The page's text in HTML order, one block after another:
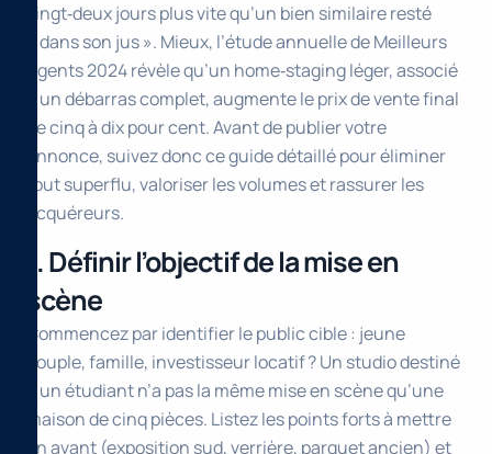
vingt‑deux jours plus vite qu’un bien similaire resté
« dans son jus ». Mieux, l’étude annuelle de Meilleurs
Agents 2024 révèle qu’un home‑staging léger, associé
à un débarras complet, augmente le prix de vente final
de cinq à dix pour cent. Avant de publier votre
annonce, suivez donc ce guide détaillé pour éliminer
tout superflu, valoriser les volumes et rassurer les
acquéreurs.
1. Définir l’objectif de la mise en
scène
Commencez par identifier le public cible : jeune
couple, famille, investisseur locatif ? Un studio destiné
à un étudiant n’a pas la même mise en scène qu’une
maison de cinq pièces. Listez les points forts à mettre
en avant (exposition sud, verrière, parquet ancien) et